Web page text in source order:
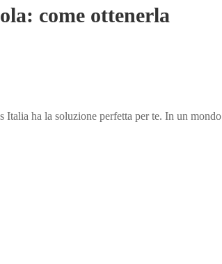
come ottenerla
ha la soluzione perfetta per te. In un